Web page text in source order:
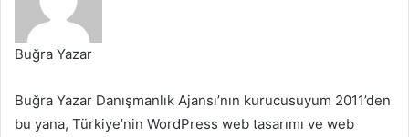
Buğra Yazar
Buğra Yazar Danışmanlık Ajansı’nın kurucusuyum 2011’den
bu yana, Türkiye’nin WordPress web tasarımı ve web